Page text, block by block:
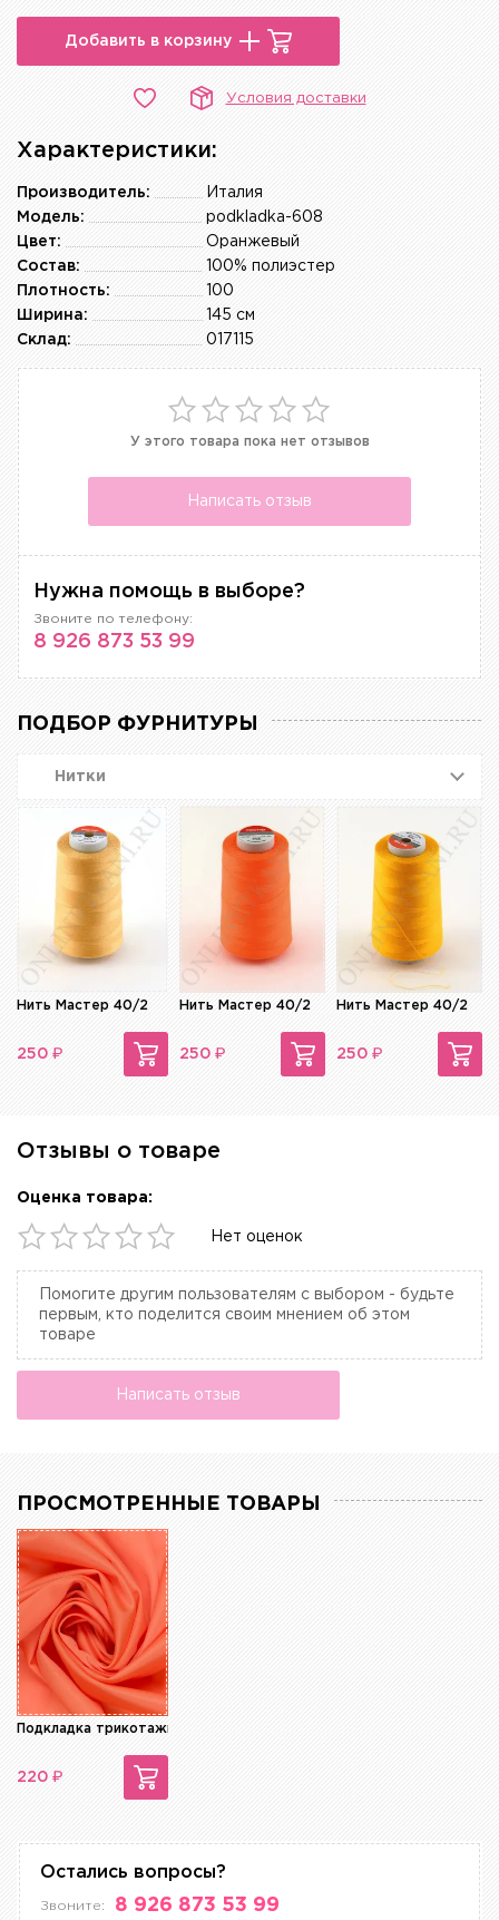
Добавить в корзину
Условия доставки
Характеристики:
Италия
Производитель:
podkladka-608
Модель:
Оранжевый
Цвет:
100% полиэстер
Состав:
100
Плотность:
145 см
Ширина:
017115
Склад:
У этого товара пока нет отзывов
Написать отзыв
Нужна помощь в выборе?
Звоните по телефону:
8 926 873 53 99
ПОДБОР ФУРНИТУРЫ
Нитки
Нить Мастер 40/2
250 ₽
Нить Мастер 40/2
250 ₽
Нить Мастер 40/2
250 ₽
Отзывы о товаре
Оценка товара:
Нет оценок
Помогите другим пользователям с выбором - будьте
первым, кто поделится своим мнением об этом
товаре
Написать отзыв
ПРОСМОТРЕННЫЕ ТОВАРЫ
Подкладка трикотажная
220 ₽
Остались вопросы?
Звоните: 8 926 873 53 99